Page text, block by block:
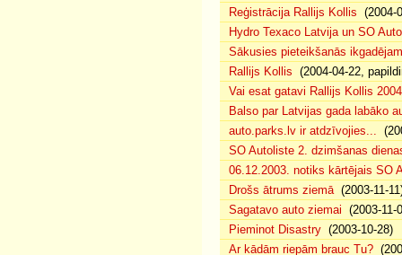
Reģistrācija Rallijs Kollis (2004-
Hydro Texaco Latvija un SO
Sākusies pieteikšanās
Rallijs Kollis (2004-04-22,
Vai esat gatavi Rallijs Kollis
Balso par Latvijas gada labāko
auto.parks.lv ir atdzīvojies...
SO Autoliste 2. dzimšanas
06.12.2003. notiks kārtējais SO
Drošs ātrums ziemā(2003-11-
Sagatavo auto ziemai (2003-11-
Pieminot Disastry (2003-10-28)
Ar kādām riepām brauc Tu?